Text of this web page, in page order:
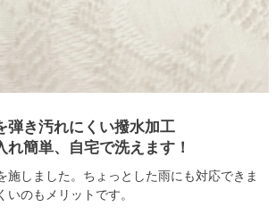
弾き汚れにくい撥水加工
れ簡単、自宅で洗えます！
施しました。ちょっとした雨にも対応できま
のもメリットです。